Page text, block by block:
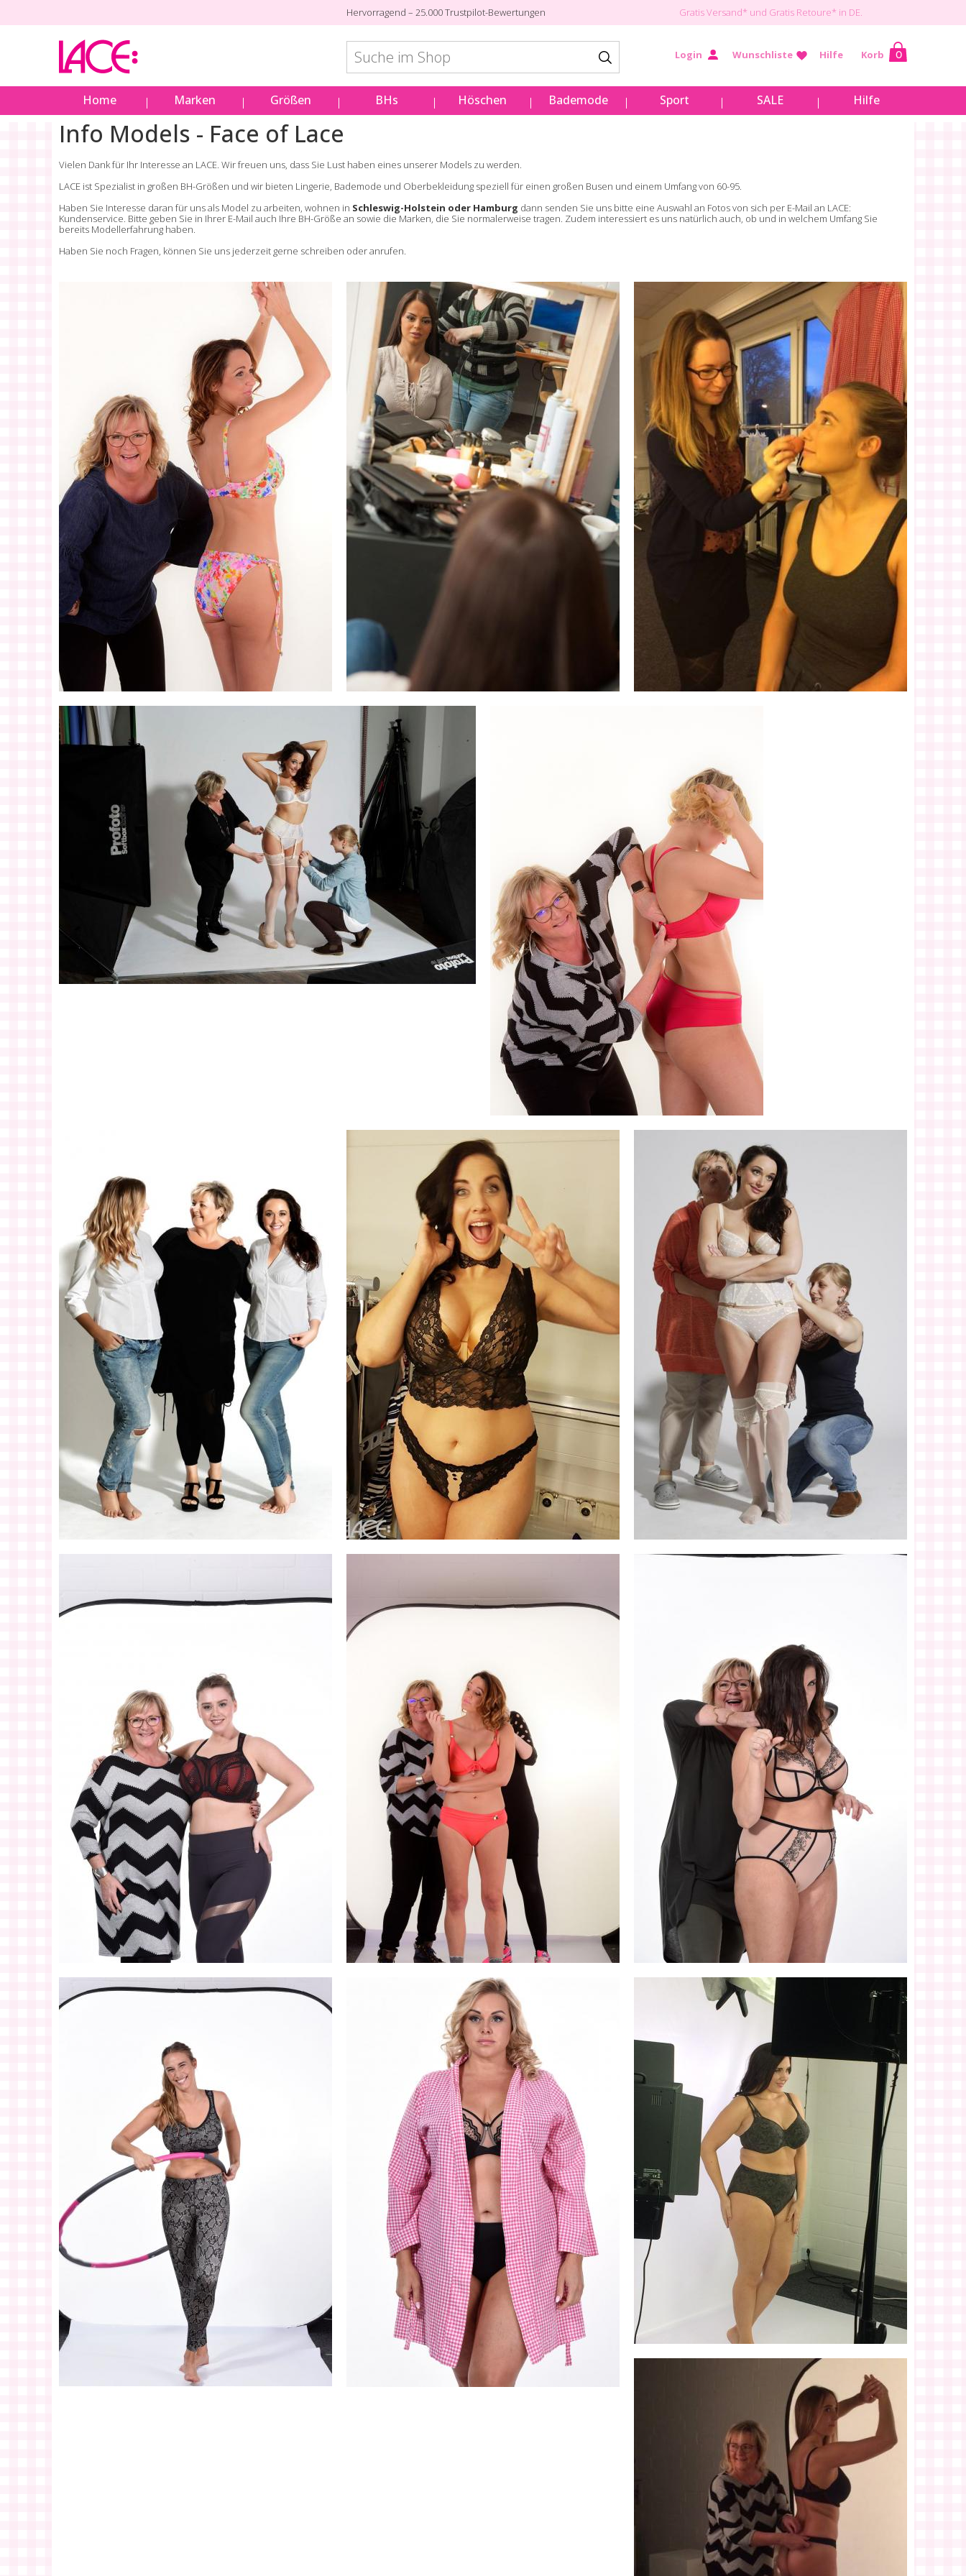
Hervorragend – 25.000 Trustpilot-Bewertungen Gratis Versand*und Gratis Retoure* in DE.
Korb 0
Hilfe
Wunschliste
Login
Home Marken Größen BHs Höschen Bademode Sport SALE Hilfe
Info Models - Face of Lace
Vielen Dank für Ihr Interesse an LACE. Wir freuen uns, dass Sie Lust haben eines unserer Models zu werden.
LACE ist Spezialist in großen BH-Größen und wir bieten Lingerie, Bademode und Oberbekleidung speziell für einen großen Busen und einem Umfang von 60-95.
Haben Sie Interesse daran für uns als Model zu arbeiten, wohnen in Schleswig-Holstein oder Hamburg dann senden Sie uns bitte eine Auswahl an Fotos von sich per E-Mail an LACE:
Kundenservice. Bitte geben Sie in Ihrer E-Mail auch Ihre BH-Größe an sowie die Marken, die Sie normalerweise tragen. Zudem interessiert es uns natürlich auch, ob und in welchem Umfang Sie
bereits Modellerfahrung haben.
Haben Sie noch Fragen, können Sie uns jederzeit gerne schreiben oder anrufen.